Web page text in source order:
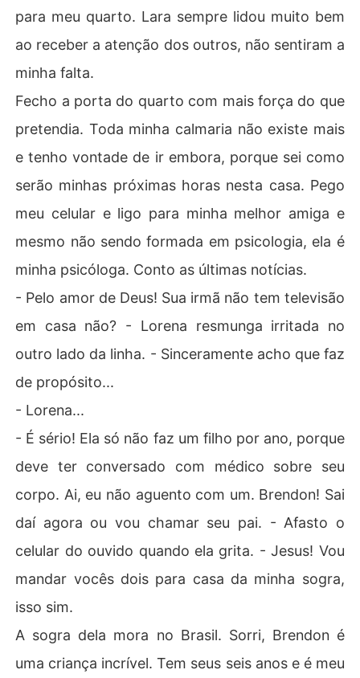
para meu quarto. Lara sempre lidou muito bem
ao receber a atenção dos outros, não sentiram a
minha falta.
Fecho a porta do quarto com mais força do que
pretendia. Toda minha calmaria não existe mais
e tenho vontade de ir embora, porque sei como
serão minhas próximas horas nesta casa. Pego
meu celular e ligo para minha melhor amiga e
mesmo não sendo formada em psicologia, ela é
minha psicóloga. Conto as últimas notícias.
- Pelo amor de Deus! Sua irmã não tem televisão
em casa não? - Lorena resmunga irritada no
outro lado da linha. - Sinceramente acho que faz
de propósito...
- Lorena...
- É sério! Ela só não faz um filho por ano, porque
deve ter conversado com médico sobre seu
corpo. Ai, eu não aguento com um. Brendon! Sai
daí agora ou vou chamar seu pai. - Afasto o
celular do ouvido quando ela grita. - Jesus! Vou
mandar vocês dois para casa da minha sogra,
isso sim.
A sogra dela mora no Brasil. Sorri, Brendon é
uma criança incrível. Tem seus seis anos e é meu